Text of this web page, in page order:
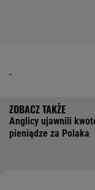
Anglicy ujawnili
pieniądze za Polaka